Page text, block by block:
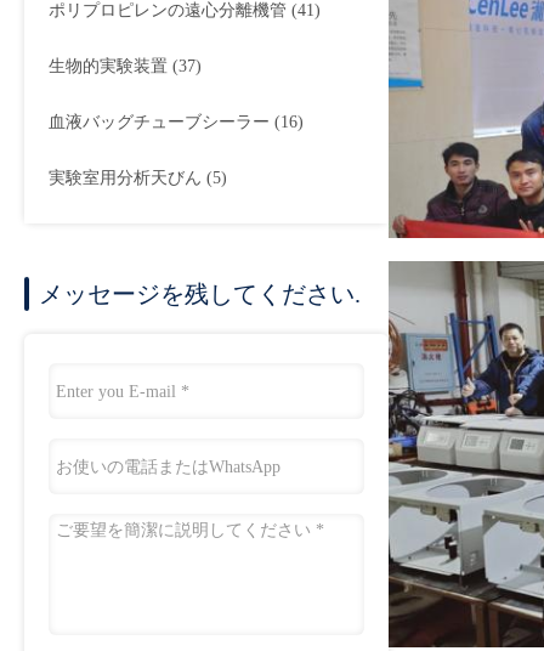
ポリプロピレンの遠心分離機管 (41)
生物的実験装置 (37)
血液バッグチューブシーラー (16)
実験室用分析天びん (5)
メッセージを残してください.